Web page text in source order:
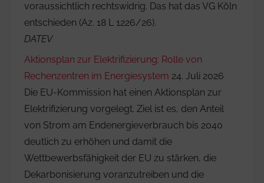
voraussichtlich rechtswidrig. Das hat das VG Köln
entschieden (Az. 18 L 1226/26).
DATEV
Aktionsplan zur Elektrifizierung: Rolle von
Rechenzentren im Energiesystem 24. Juli 2026
Die EU-Kommission hat einen Aktionsplan zur
Elektrifizierung vorgelegt. Ziel ist es, den Anteil
von Strom am Endenergieverbrauch bis 2040
deutlich zu erhöhen und damit die
Wettbewerbsfähigkeit der EU zu stärken, die
Dekarbonisierung voranzutreiben und die